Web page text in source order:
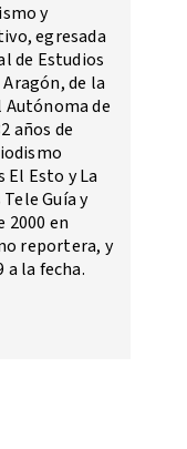
y
egresada
de Estudios
de la
Autónoma de
años de
Esto y La
Guía y
2000 en
reportera, y
a la fecha.